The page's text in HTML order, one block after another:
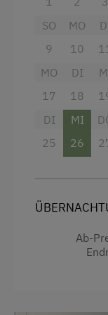
Sauna
Zusätzliche
Aktivurlaub
Pirschgang
Mithilfe
Sanfter
Radio
Balkon/
SO
9
MO
10
MO
17
DI
18
DI
25
MI
26
Ab-